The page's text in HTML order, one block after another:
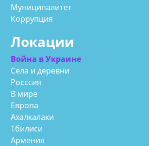
Муниципалитет
Коррупция
Локации
Война в Украине
Села и деревни
Росссия
В мире
Европа
Ахалкалаки
Тбилиси
Армения